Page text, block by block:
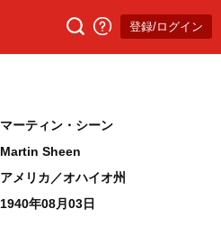
登録/ログイン
マーティン・シーン
Martin Sheen
アメリカ／オハイオ州
1940年08月03日